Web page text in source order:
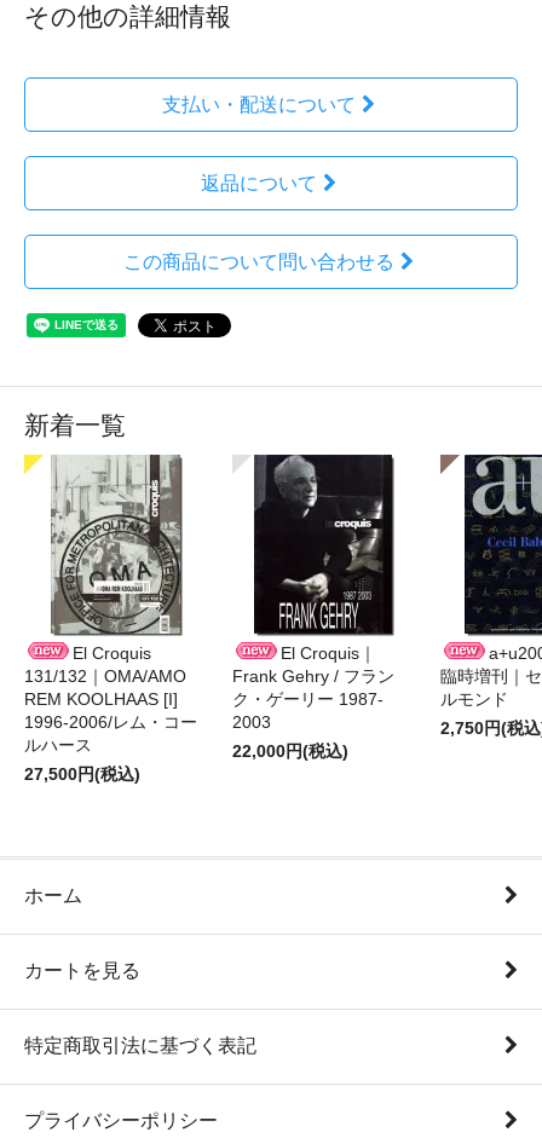
その他の詳細情報
支払い・配送について
返品について
この商品について問い合わせる
新着一覧
El Croquis
131/132｜OMA/AMO
REM KOOLHAAS [I]
1996-2006/レム・コー
ルハース
27,500円(税込)
El Croquis｜
Frank Gehry / フラン
ク・ゲーリー 1987-
2003
22,000円(税込)
臨時増刊｜
ルモンド
2,750円(税
ホーム
カートを見る
特定商取引法に基づく表記
プライバシーポリシー